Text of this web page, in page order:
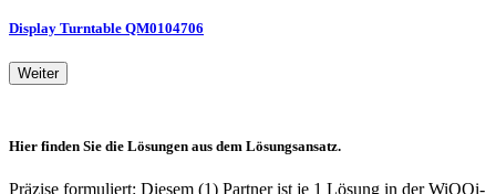
Display Turntable QM0104706
Weiter
Hier finden Sie die Lösungen aus dem Lösungsansatz.
Präzise formuliert: Diesem (1) Partner ist je 1 Lösung in der WiQQi-